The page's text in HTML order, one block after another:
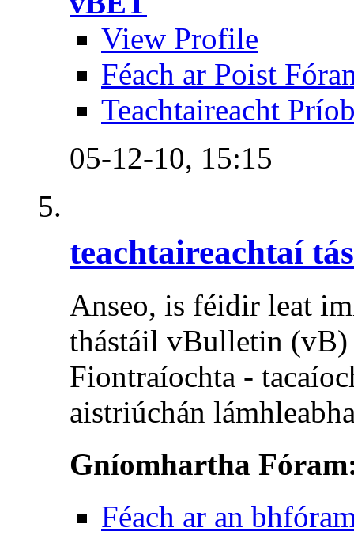
View Profile
Féach ar Poist
Teachtaireacht
05-12-10, 15:15
teachtaireachtaí
Anseo, is féidir leat
thástáil vBulletin
Fiontraíochta -
aistriúchán
Gníomhartha
Féach ar an